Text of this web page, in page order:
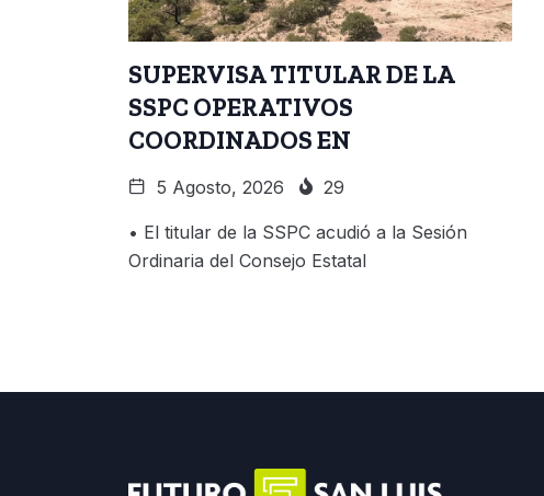
SUPERVISA TITULAR DE LA
SSPC OPERATIVOS
COORDINADOS EN
5 Agosto, 2026 29
• El titular de la SSPC acudió a la Sesión
Ordinaria del Consejo Estatal